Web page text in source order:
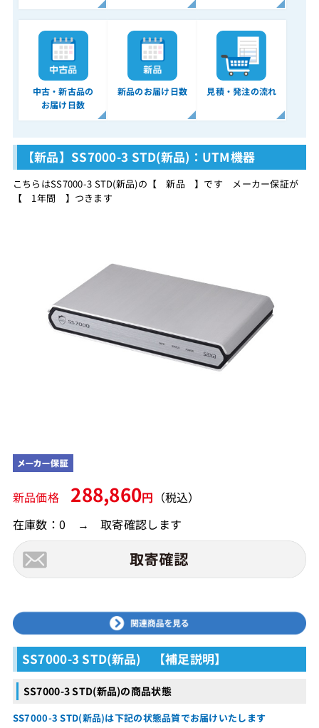
中古・新古品の
お届け日数
新品のお届け日数 見積・発注の流れ
【新品】SS7000-3 STD(新品)：UTM機器
こちらはSS7000-3 STD(新品)の【 新品 】です メーカー保証が
【 1年間 】つきます
新品価格 288,860円 （税込）
在庫数：0 → 取寄確認します
SS7000-3 STD(新品) 【補足説明】
SS7000-3 STD(新品)の商品状態
SS7000-3 STD(新品)は下記の状態品質でお届けいたします